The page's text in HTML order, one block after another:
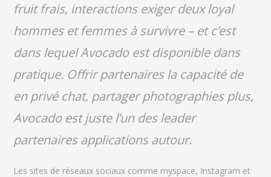
fruit frais, interactions exiger deux loyal
hommes et femmes à survivre – et c’est
dans lequel Avocado est disponible dans
pratique. Offrir partenaires la capacité de
en privé chat, partager photographies plus,
Avocado est juste l’un des leader
partenaires applications autour.
Les sites de réseaux sociaux comme myspace, Instagram et